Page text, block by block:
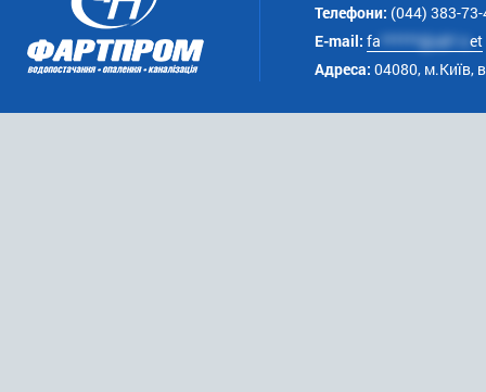
Телефони: (044) 383-
E-mail: fa ******@uk*.net
Адреса: 04080, м.Київ,